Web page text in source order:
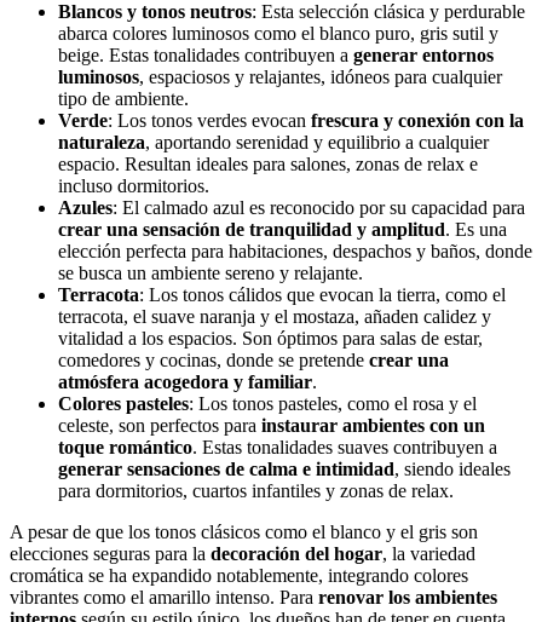
Blancos y tonos neutros: Esta selección clásica y perdurable
abarca colores luminosos como el blanco puro, gris sutil y
beige. Estas tonalidades contribuyen a generar entornos
luminosos, espaciosos y relajantes, idóneos para cualquier
tipo de ambiente.
Verde: Los tonos verdes evocan frescura y conexión con la
naturaleza, aportando serenidad y equilibrio a cualquier
espacio. Resultan ideales para salones, zonas de relax e
incluso dormitorios.
Azules: El calmado azul es reconocido por su capacidad para
crear una sensación de tranquilidad y amplitud. Es una
elección perfecta para habitaciones, despachos y baños, donde
se busca un ambiente sereno y relajante.
Terracota: Los tonos cálidos que evocan la tierra, como el
terracota, el suave naranja y el mostaza, añaden calidez y
vitalidad a los espacios. Son óptimos para salas de estar,
comedores y cocinas, donde se pretende crear una
atmósfera acogedora y familiar.
Colores pasteles: Los tonos pasteles, como el rosa y el
celeste, son perfectos para instaurar ambientes con un
toque romántico. Estas tonalidades suaves contribuyen a
generar sensaciones de calma e intimidad, siendo ideales
para dormitorios, cuartos infantiles y zonas de relax.
A pesar de que los tonos clásicos como el blanco y el gris son
elecciones seguras para la decoración del hogar, la variedad
cromática se ha expandido notablemente, integrando colores
vibrantes como el amarillo intenso. Para renovar los ambientes